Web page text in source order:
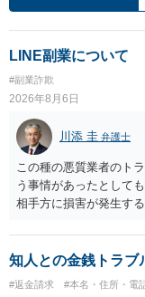
LINE副業について
#副業詐欺
2026年8月6日
川添 圭 弁護士
この種の悪質業者のト
う事情があったとして
相手方に損害が発生す
ず、最寄りの消費生活
かのアドバイスを受け
れば、弁護士へ依頼し
せん。
知人との金銭トラブ
#返金請求 #本名・住所・電